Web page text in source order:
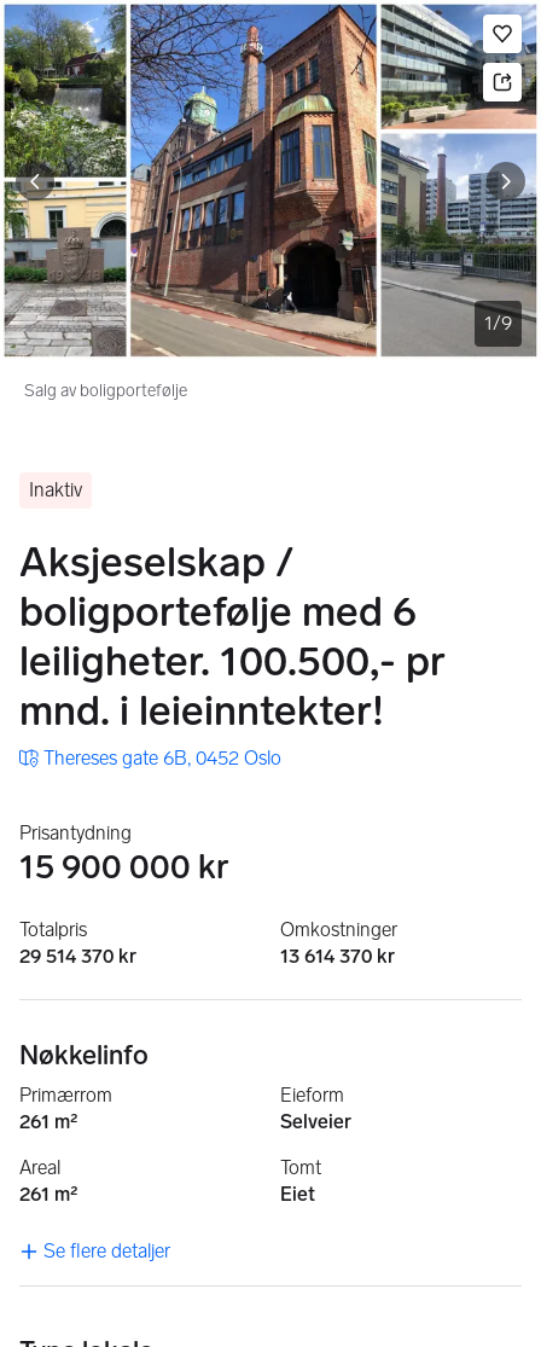
Gå til annonsen
Bildegalleri
1/9
Salg av boligportefølje
Inaktiv
Aksjeselskap /​
boligportefølje med 6
leiligheter. 100.500,- pr
mnd. i leieinntekter!
Thereses gate 6B, 0452 Oslo
Prisantydning
15 900 000 kr
Totalpris
29 514 370 kr
Omkostninger
13 614 370 kr
Nøkkelinfo
Primærrom
261 m²
Eieform
Selveier
Areal
261 m²
Tomt
Eiet
Se flere detaljer